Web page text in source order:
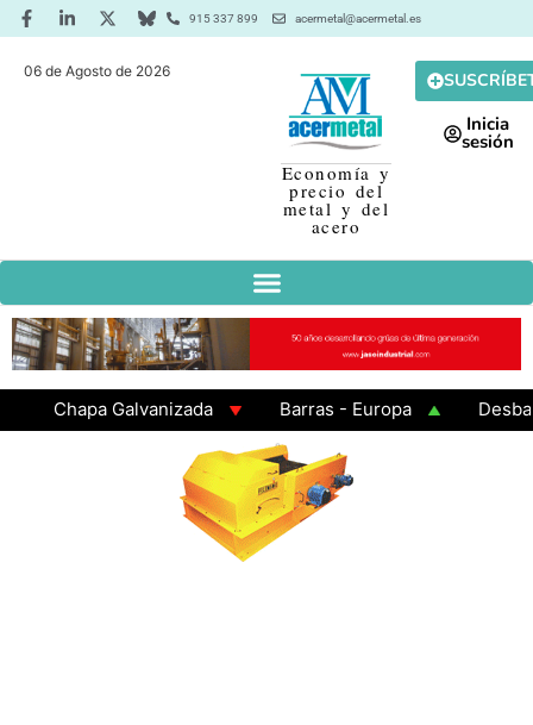
915 337 899 acermetal@acermetal.es
06 de Agosto de 2026
Economía y
precio del
metal y del
acero
Inicia
sesión
Chapa Galvanizada Barras - Europa
GAMA 3 - Cuadrados 200x200x8